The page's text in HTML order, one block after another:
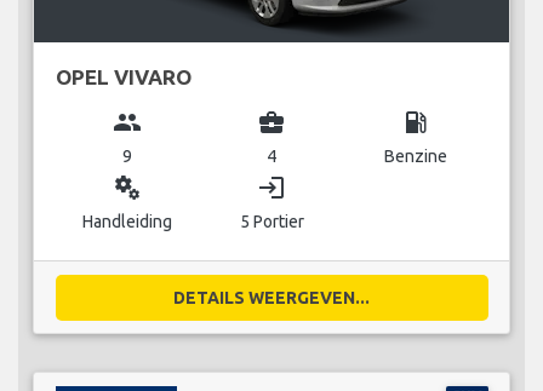
OPEL VIVARO
group
9
business_center
4
local_gas_station
Benzine
miscellaneous_services
Handleiding
login
5 Portier
DETAILS WEERGEVEN...